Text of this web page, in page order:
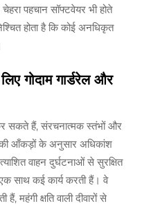
पहचान सॉफ्टवेयर भी होते
होता है कि कोई अनधिकृत
गोदाम गार्डरेल और
सकते हैं, संरचनात्मक स्तंभों और
की आँकड़ों के अनुसार अधिकांश
वाहन दुर्घटनाओं से सुरक्षित
साथ कई कार्य करती हैं। वे
महंगी क्षति वाली दीवारों से